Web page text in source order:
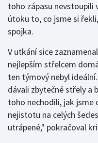
Gymnastika
Házená
Jezdectví
Judo
Krasobruslení
Lezení
toho zápasu nevstoupili
útoku to, co jsme si
spojka.
V utkání sice
nejlepším střelcem
ten týmový nebyl
dávali zbytečné střely a
toho nechodili, jak jsme
nejistotu na celých
utrápené," pokračoval